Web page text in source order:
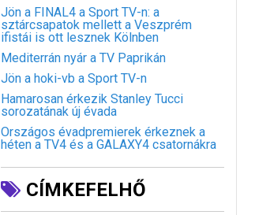
Jön a FINAL4 a Sport TV-n: a
sztárcsapatok mellett a Veszprém
ifistái is ott lesznek Kölnben
Mediterrán nyár a TV Paprikán
Jön a hoki-vb a Sport TV-n
Hamarosan érkezik Stanley Tucci
sorozatának új évada
Országos évadpremierek érkeznek a
héten a TV4 és a GALAXY4 csatornákra
CÍMKEFELHŐ